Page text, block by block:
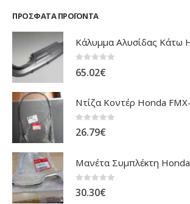
ΠΡΌΣΦΑΤΑ ΠΡΟΪΌΝΤΑ
Κάλυμμα Αλυσίδας Κάτω
65.02€
Ντίζα Κοντέρ Honda
0 out of 5
26.79€
Μανέτα Συμπλέκτη
0 out of 5
30.30€